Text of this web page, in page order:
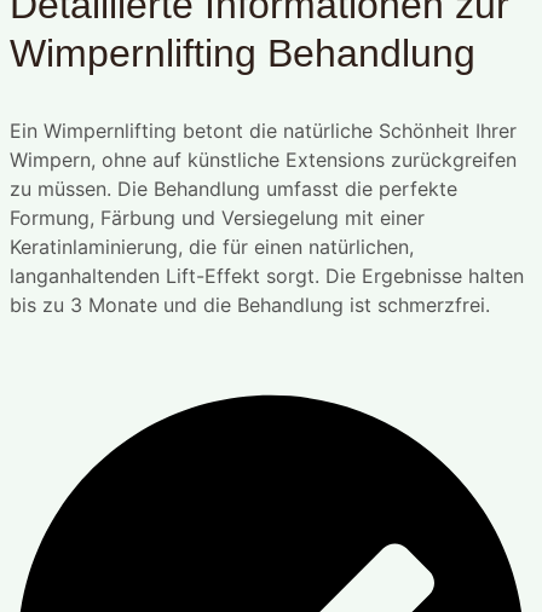
Wimpernlifting Behandlung
Ein Wimpernlifting betont die natürliche Schönheit Ihrer
Wimpern, ohne auf künstliche Extensions zurückgreifen
zu müssen. Die Behandlung umfasst die perfekte
Formung, Färbung und Versiegelung mit einer
Keratinlaminierung, die für einen natürlichen,
langanhaltenden Lift-Effekt sorgt. Die Ergebnisse halten
bis zu 3 Monate und die Behandlung ist schmerzfrei.